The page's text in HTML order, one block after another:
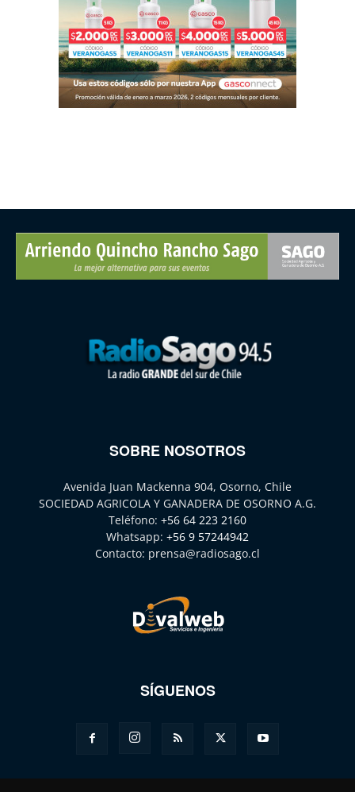
SOBRE NOSOTROS
Avenida Juan Mackenna 904, Osorno, Chile
SOCIEDAD AGRICOLA Y GANADERA DE OSORNO A.G.
Teléfono: +56 64 223 2160
Whatsapp: +56 9 57244942
Contacto: prensa@radiosago.cl
SÍGUENOS